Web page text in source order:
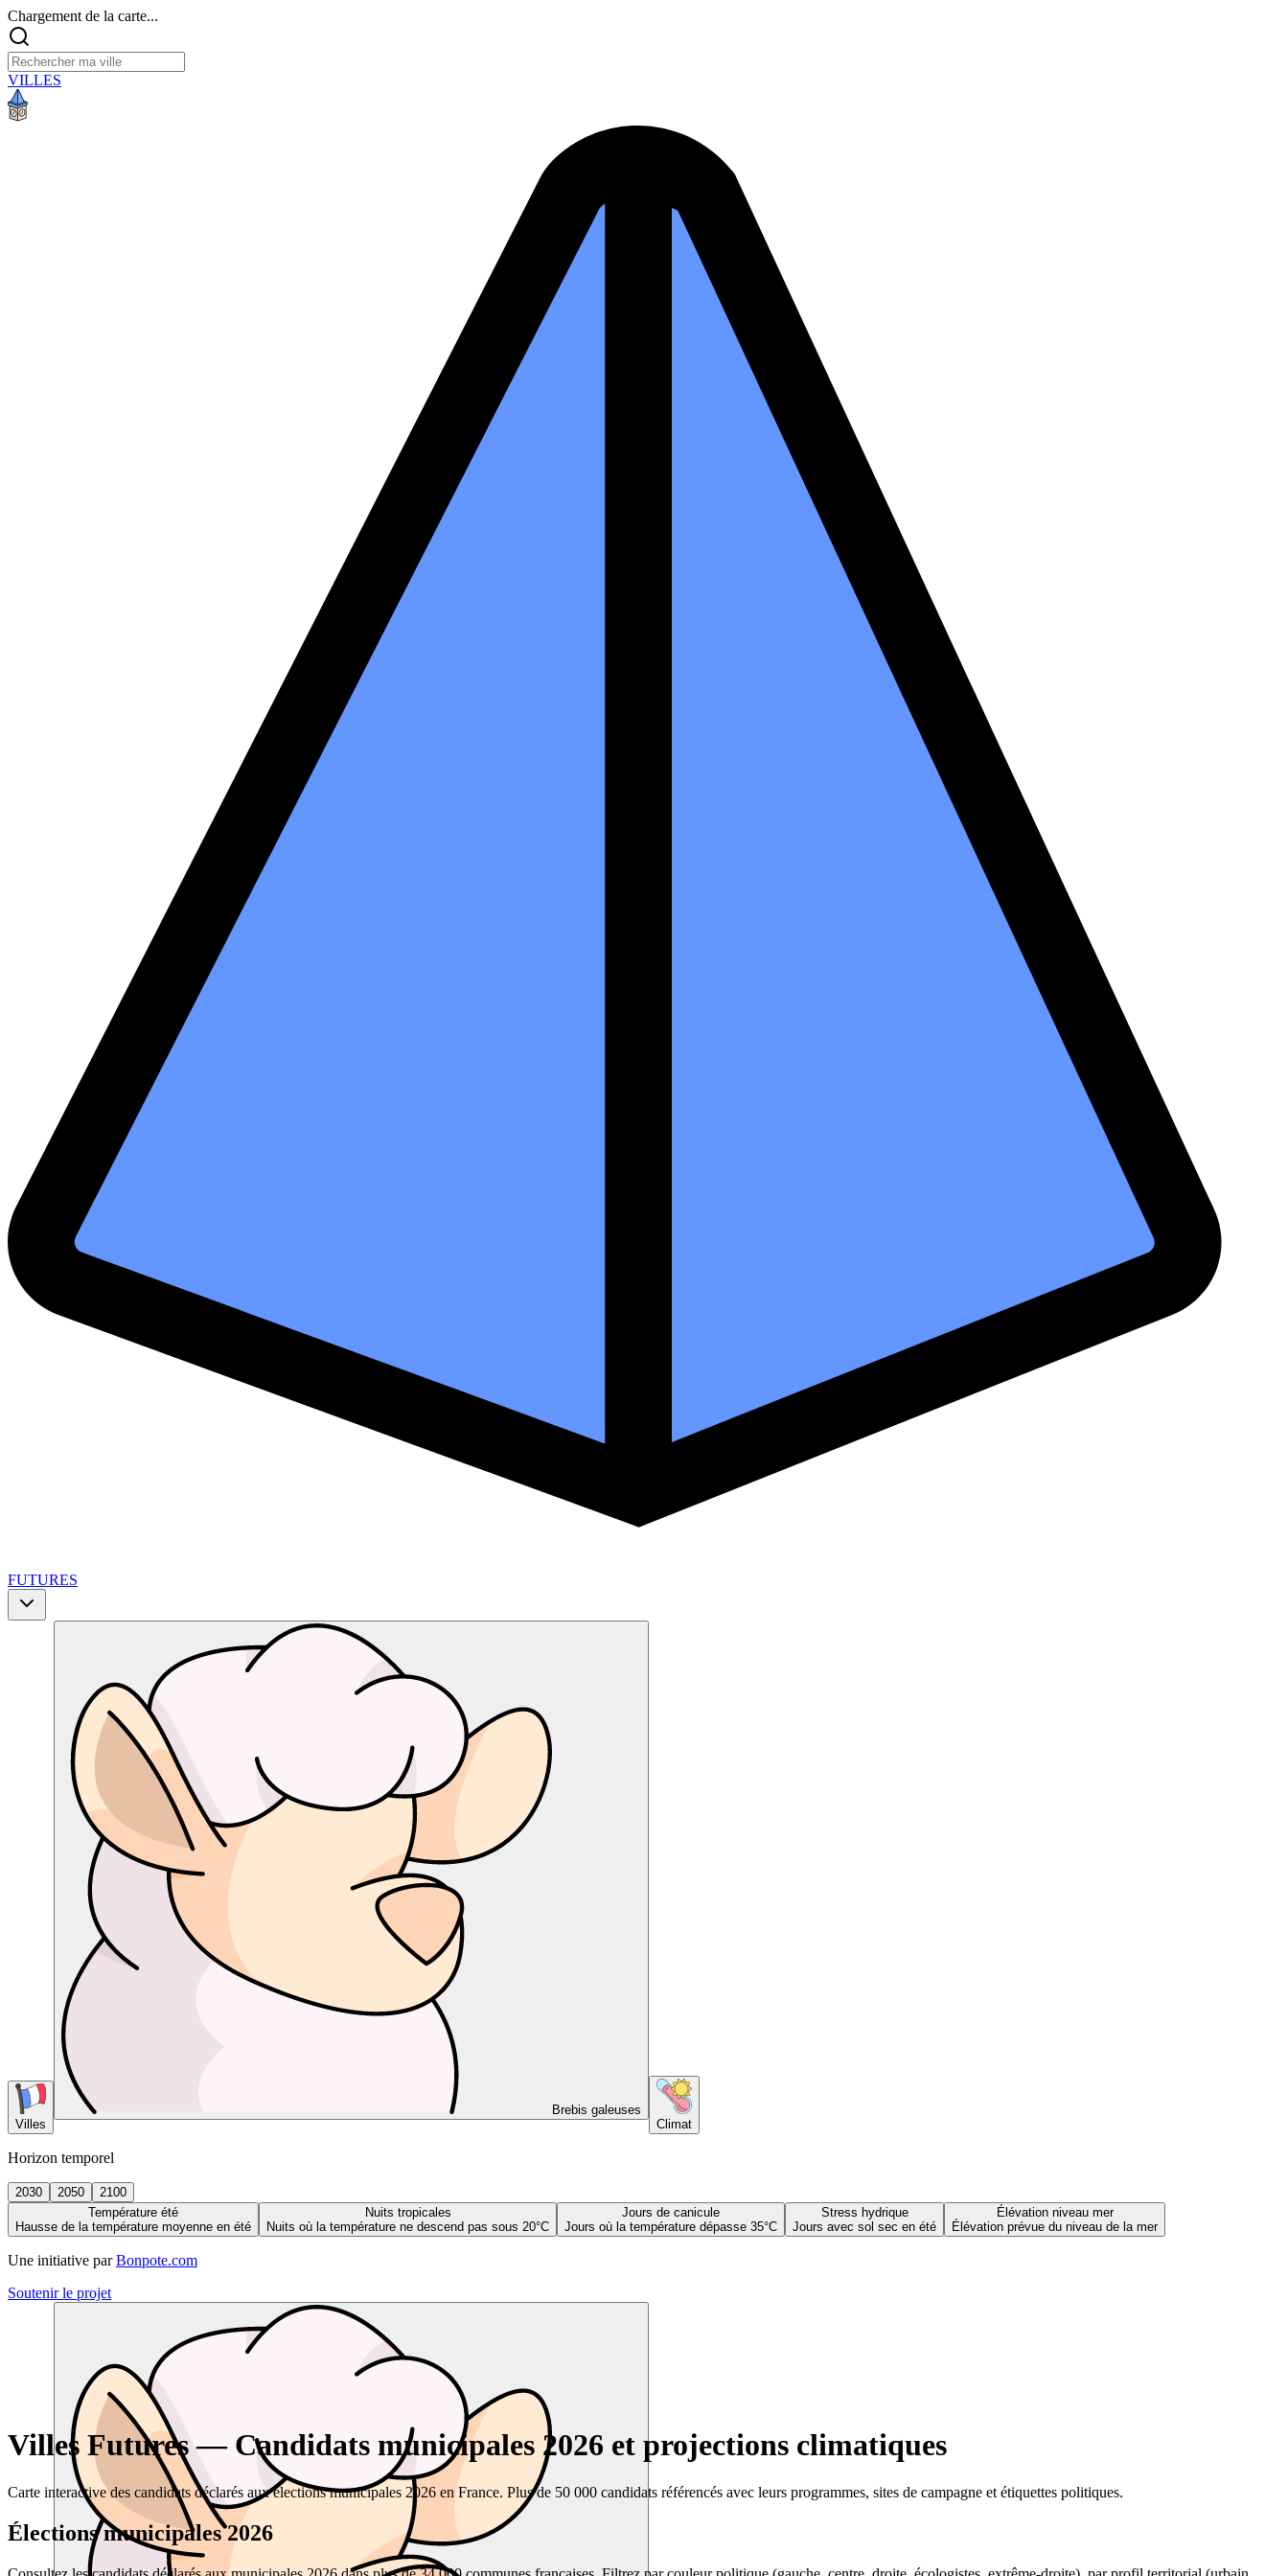
Chargement de la carte...
VILLES
FUTURES
Villes
Brebis galeuses
Climat
Horizon temporel
2030 2050
2100
Température été
Hausse de la température moyenne en été
Nuits tropicales
Nuits où la température ne descend pas sous 20°C
Jours de canicule
Jours où la température dépasse 35°C
Stress hydrique
Jours avec sol sec en été
Élévation niveau mer
Élévation prévue du niveau de la mer
Une initiative par Bonpote.com
Soutenir le projet
Villes Futures — Candidats municipales 2026 et projections climatiques
Carte interactive des candidats déclarés aux élections municipales 2026 en France. Plus de 50 000 candidats référencés avec leurs programmes, sites de campagne et étiquettes politiques.
Élections municipales 2026